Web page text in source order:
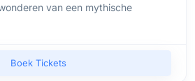
van een mythische
Boek Tickets